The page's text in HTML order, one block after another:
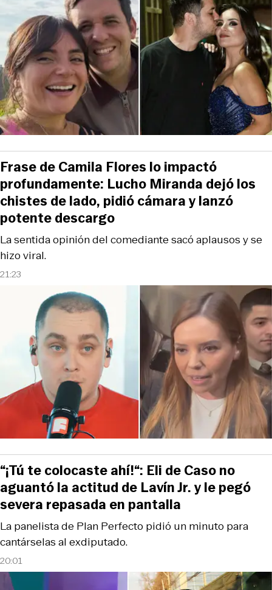
21:23
La sentida opinión del comediante sacó aplausos y se
hizo viral.
Frase de Camila Flores lo impactó
profundamente: Lucho Miranda dejó los
chistes de lado, pidió cámara y lanzó
potente descargo
20:01
La panelista de Plan Perfecto pidió un minuto para
cantárselas al exdiputado.
“¡Tú te colocaste ahí!“: Eli de Caso no
aguantó la actitud de Lavín Jr. y le pegó
severa repasada en pantalla